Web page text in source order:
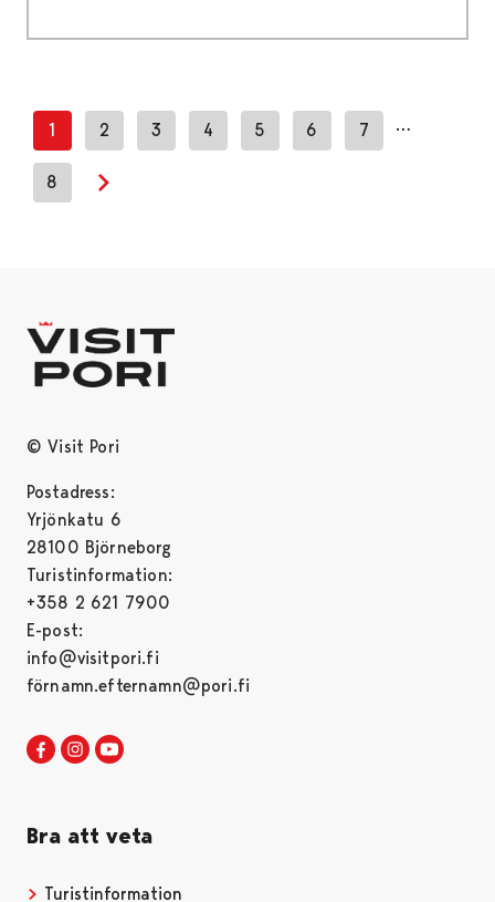
1 2 3 4 5 6 7 …
8
© Visit Pori
Postadress:
Yrjönkatu 6
28100 Björneborg
Turistinformation:
+358 2 621 7900
E-post:
info@visitpori.fi
förnamn.efternamn@pori.fi
Visit Pori in Facebook
Opens in a new tab
Visit Pori in Instagram
Opens in a new tab
Bra att veta
Turistinformation